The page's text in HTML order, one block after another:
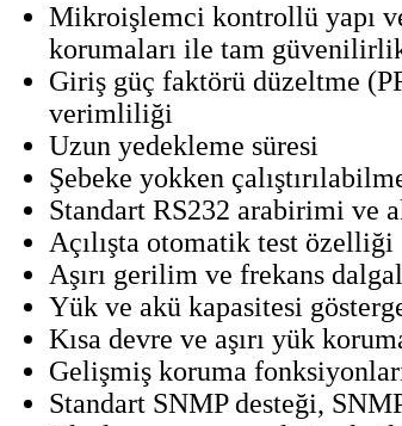
Mikroişlemci kontrollü yapı
korumaları ile tam
Giriş güç faktörü düzeltme
verimliliği
Uzun yedekleme süresi
Şebeke yokken
Standart RS232 arabirimi ve
Açılışta otomatik test özelliği
Aşırı gerilim ve frekans
Yük ve akü kapasitesi
Kısa devre ve aşırı yük
Gelişmiş koruma
Standart SNMP desteği,